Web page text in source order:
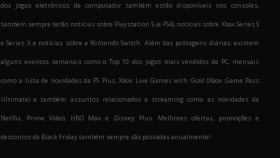
dos jogos eletrônicos de computador também estão disponíveis nos consoles,
também sempre terão notícias sobre Playstation 5 (e PS4), notícias sobre Xbox Series S
e Series X e notícias sobre a Nintendo Switch. Além das postagens diárias, existem
alguns eventos semanais como o Top 10 dos jogos mais vendidos de PC, mensais
como a lista de novidades da PS Plus, Xbox Live Games with Gold (Xbox Game Pass
Ultimate) e também assuntos relacionados a streaming como as novidades da
Netflix, Prime Video, HBO Max e Disney Plus. Melhores ofertas, promoções e
descontos da Black Friday também sempre são postadas anualmente!